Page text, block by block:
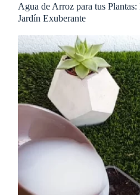
Agua de Arroz para tus Plantas:
Jardín Exuberante